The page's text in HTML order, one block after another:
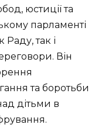
юстиції та
парламенті
Раду, так і
Він
та боротьби
дітьми в